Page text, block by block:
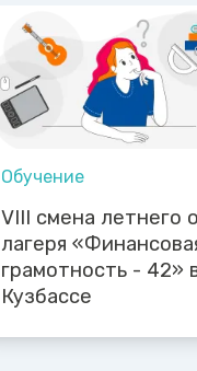
Обучение
VIII смена летнего
лагеря
грамотность - 42»
Кузбассе